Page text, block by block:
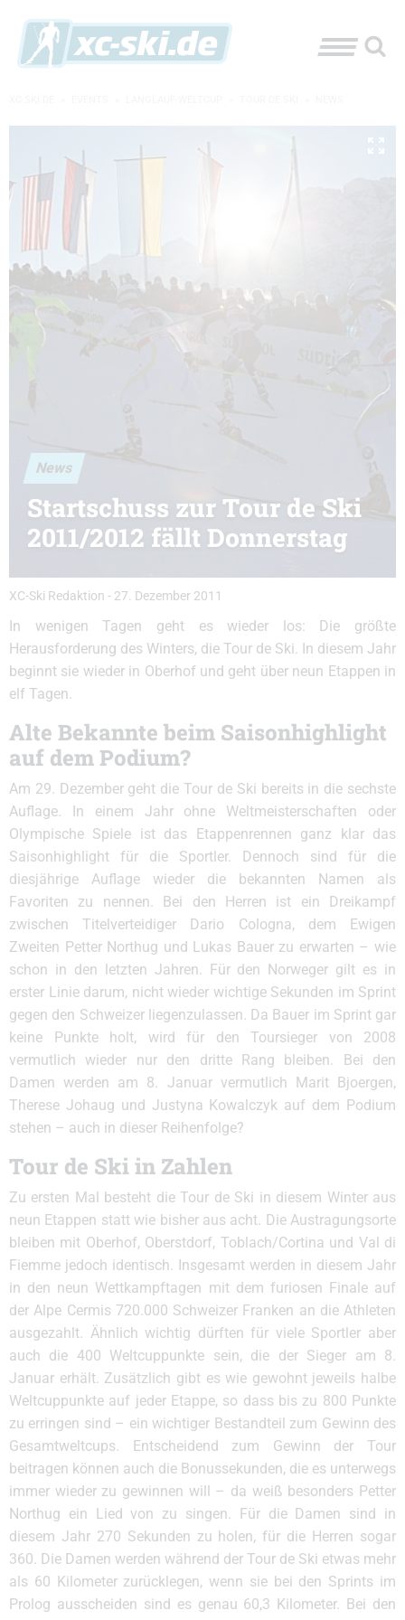
News
Startschuss zur Tour de Ski
2011/2012 fällt Donnerstag
XC-Ski Redaktion - 27. Dezember 2011
In wenigen Tagen geht es wieder los: Die größte
Herausforderung des Winters, die Tour de Ski. In diesem Jahr
beginnt sie wieder in Oberhof und geht über neun Etappen in
elf Tagen.
Alte Bekannte beim Saisonhighlight
auf dem Podium?
Am 29. Dezember geht die Tour de Ski bereits in die sechste
Auflage. In einem Jahr ohne Weltmeisterschaften oder
Olympische Spiele ist das Etappenrennen ganz klar das
Saisonhighlight für die Sportler. Dennoch sind für die
diesjährige Auflage wieder die bekannten Namen als
Favoriten zu nennen. Bei den Herren ist ein Dreikampf
zwischen Titelverteidiger Dario Cologna, dem Ewigen
Zweiten Petter Northug und Lukas Bauer zu erwarten – wie
schon in den letzten Jahren. Für den Norweger gilt es in
erster Linie darum, nicht wieder wichtige Sekunden im Sprint
gegen den Schweizer liegenzulassen. Da Bauer im Sprint gar
keine Punkte holt, wird für den Toursieger von 2008
vermutlich wieder nur den dritte Rang bleiben. Bei den
Damen werden am 8. Januar vermutlich Marit Bjoergen,
Therese Johaug und Justyna Kowalczyk auf dem Podium
stehen – auch in dieser Reihenfolge?
Tour de Ski in Zahlen
Zu ersten Mal besteht die Tour de Ski in diesem Winter aus
neun Etappen statt wie bisher aus acht. Die Austragungsorte
bleiben mit Oberhof, Oberstdorf, Toblach/Cortina und Val di
Fiemme jedoch identisch. Insgesamt werden in diesem Jahr
in den neun Wettkampftagen mit dem furiosen Finale auf
der Alpe Cermis 720.000 Schweizer Franken an die Athleten
ausgezahlt. Ähnlich wichtig dürften für viele Sportler aber
auch die 400 Weltcuppunkte sein, die der Sieger am 8.
Januar erhält. Zusätzlich gibt es wie gewohnt jeweils halbe
Weltcuppunkte auf jeder Etappe, so dass bis zu 800 Punkte
zu erringen sind – ein wichtiger Bestandteil zum Gewinn des
Gesamtweltcups. Entscheidend zum Gewinn der Tour
beitragen können auch die Bonussekunden, die es unterwegs
immer wieder zu gewinnen will – da weiß besonders Petter
Northug ein Lied von zu singen. Für die Damen sind in
diesem Jahr 270 Sekunden zu holen, für die Herren sogar
360. Die Damen werden während der Tour de Ski etwas mehr
als 60 Kilometer zurücklegen, wenn sie bei den Sprints im
Prolog ausscheiden sind es genau 60,3 Kilometer. Bei den